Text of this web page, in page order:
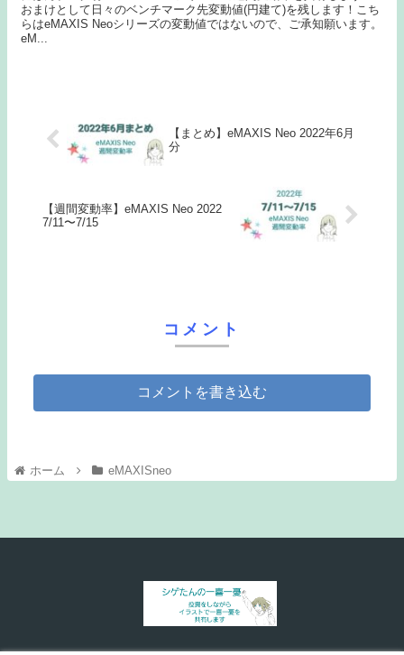
おまけとして日々のベンチマーク先変動値(円建て)を残します！こち
らはeMAXIS Neoシリーズの変動値ではないので、ご承知願います。
eM...
【まとめ】eMAXIS Neo 2022年6月
分
【週間変動率】eMAXIS Neo 2022
7/11〜7/15
コメント
コメントを書き込む
ホーム eMAXISneo